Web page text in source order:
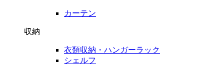
カーテン
収納
衣類収納・ハンガーラック
シェルフ